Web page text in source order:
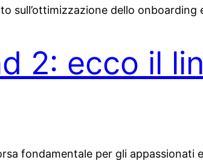
sull’ottimizzazione dello
2: ecco il
fondamentale per gli